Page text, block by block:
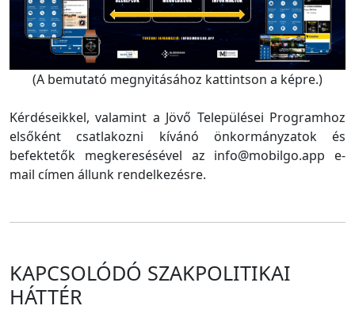
(A bemutató megnyitásához kattintson a képre.)
Kérdéseikkel, valamint a Jövő Települései Programhoz
elsőként csatlakozni kívánó önkormányzatok és
befektetők megkeresésével az info@mobilgo.app e-
mail címen állunk rendelkezésre.
KAPCSOLÓDÓ SZAKPOLITIKAI
HÁTTÉR